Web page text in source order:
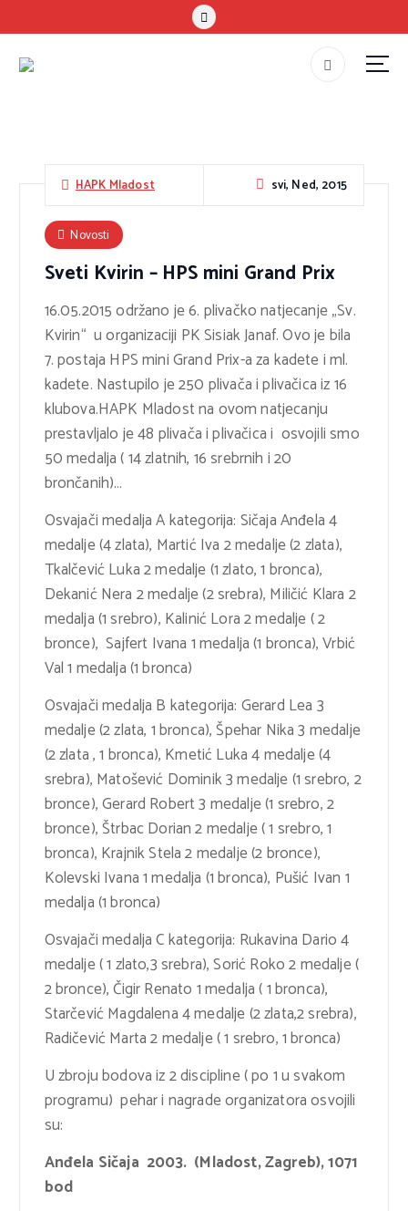
k
HAPK Mladost svi, Ned, 2015
Novosti
Sveti Kvirin – HPS mini Grand Prix
16.05.2015 održano je 6. plivačko natjecanje „Sv.
Kvirin“ u organizaciji PK Sisiak Janaf. Ovo je bila
7. postaja HPS mini Grand Prix-a za kadete i ml.
kadete. Nastupilo je 250 plivača i plivačica iz 16
klubova.HAPK Mladost na ovom natjecanju
prestavljalo je 48 plivača i plivačica i osvojili smo
50 medalja ( 14 zlatnih, 16 srebrnih i 20
brončanih)…
Osvajači medalja A kategorija: Sičaja Anđela 4
medalje (4 zlata), Martić Iva 2 medalje (2 zlata),
Tkalčević Luka 2 medalje (1 zlato, 1 bronca),
Dekanić Nera 2 medalje (2 srebra), Miličić Klara 2
medalja (1 srebro), Kalinić Lora 2 medalje ( 2
bronce), Sajfert Ivana 1 medalja (1 bronca), Vrbić
Val 1 medalja (1 bronca)
Osvajači medalja B kategorija: Gerard Lea 3
medalje (2 zlata, 1 bronca), Špehar Nika 3 medalje
(2 zlata , 1 bronca), Kmetić Luka 4 medalje (4
srebra), Matošević Dominik 3 medalje (1 srebro, 2
bronce), Gerard Robert 3 medalje (1 srebro, 2
bronce), Štrbac Dorian 2 medalje ( 1 srebro, 1
bronca), Krajnik Stela 2 medalje (2 bronce),
Kolevski Ivana 1 medalja (1 bronca), Pušić Ivan 1
medalja (1 bronca)
Osvajači medalja C kategorija: Rukavina Dario 4
medalje ( 1 zlato,3 srebra), Sorić Roko 2 medalje (
2 bronce), Čigir Renato 1 medalja ( 1 bronca),
Starčević Magdalena 4 medalje (2 zlata,2 srebra),
Radičević Marta 2 medalje ( 1 srebro, 1 bronca)
U zbroju bodova iz 2 discipline ( po 1 u svakom
programu) pehar i nagrade organizatora osvojili
su:
Anđela Sičaja 2003. (Mladost, Zagreb), 1071
bod